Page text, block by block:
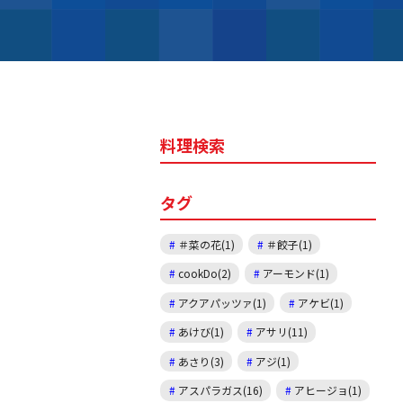
料理検索
タグ
＃菜の花(1)
＃餃子(1)
cookDo(2)
アーモンド(1)
アクアパッツァ(1)
アケビ(1)
あけび(1)
アサリ(11)
あさり(3)
アジ(1)
アスパラガス(16)
アヒージョ(1)